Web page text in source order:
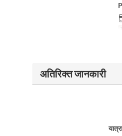
अतिरिक्त जानकारी